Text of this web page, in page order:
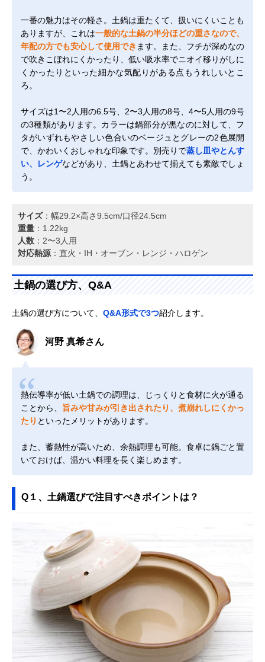
一番の魅力はその軽さ。土鍋は重たくて、扱いにくいことも
ありますが、これは一般的な土鍋の半分ほどの重さなので、
年配の方でも安心して使用でき ます。また、フチが深めなの
で吹きこぼれにくかったり、低い吸水率でニオイ移りがしに
くかったりといった細かな気配りがある点もうれしいとこ
ろ。
サイズは1〜2人用の6.5号、2〜3人用の8号、4〜5人用の9号
の3種類があります。カラーは鍋部分が黒なのに対して、フ
タがいずれもやさしい色合いのベージュとグレーの2色展開
で、かわいくおしゃれな印象です。別売りで蒸し皿やとんす
い、レンゲなどがあり、土鍋とあわせて揃えても素敵でしょ
う。
サイズ：幅29.2×高さ9.5cm/口径24.5cm
重量 ：1.22kg
人数 ：2〜3人用
対応熱源 ：直火・IH・オーブン・レンジ・ハロゲン
土鍋の選び方、Q&A
土鍋の選び方について、 Q&A形式で3つ紹介します。
河野 真希さん
熱伝導率が低い土鍋での調理は、じっくりと食材に火が通る
ことから、
旨みや甘みが引き出されたり、煮崩れしにくかっ
たり といったメリットがあります。
また、蓄熱性が高いため、余熱調理も可能。食卓に鍋ごと置
いておけば、温かい料理を長く楽しめます。
Q１、土鍋選びで注目すべきポイントは？